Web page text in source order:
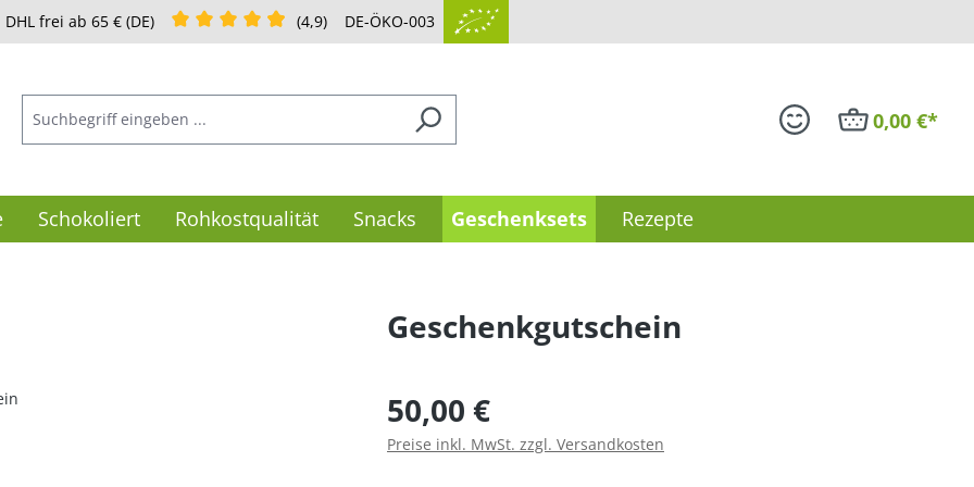
DHL frei ab 65 € (DE) Durchschnittliche Bewertung von 4.9 von 5 Sternen
(4,9) DE-ÖKO-003
0,00 €*
Schokoliert Rohkostqualität Snacks Geschenksets Rezepte
Geschenkgutschein
Regulärer Preis:
50,00 €
Preise inkl. MwSt. zzgl. Versandkosten